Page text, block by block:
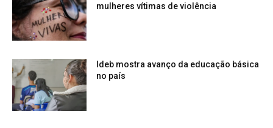
mulheres vítimas de violência
Ideb mostra avanço da educação básica
no país